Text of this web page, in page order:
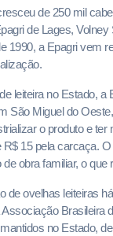
de 250 mil
de Lages,
1990, a Epagri vem
leiteira no Estado,
São Miguel do
o produto e
15 pela carcaça.
obra familiar, o
de ovelhas leiteiras
no Estado,